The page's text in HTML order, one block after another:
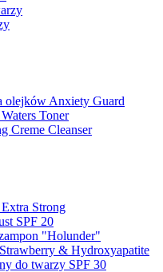
Anxiety Guard
Toner
Creme Cleanser
Strong
SPF 20
"Holunder"
& Hydroxyapatite
do twarzy SPF 30